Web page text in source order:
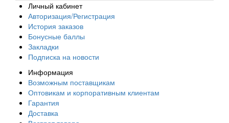
Личный кабинет
Авторизация/Регистрация
История заказов
Бонусные баллы
Закладки
Подписка на новости
Информация
Возможным поставщикам
Оптовикам и корпоративным клиентам
Гарантия
Доставка